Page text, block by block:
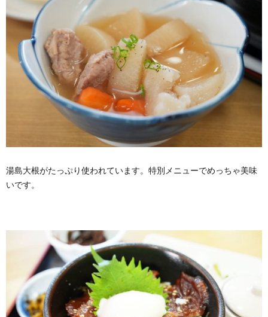
湯島大根がたっぷり使われています。特別メニューでめっちゃ美味
いです。